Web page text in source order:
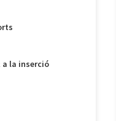
la inserció